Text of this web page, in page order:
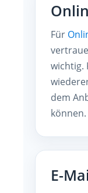
Für
wichtig.
dem
können.
E-